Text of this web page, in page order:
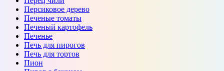
Персиковое дерево
Печеные томаты
Печеный картофель
Печенье
Печь для пирогов
Печь для тортов
Пион